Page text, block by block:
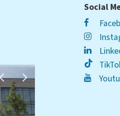
Social